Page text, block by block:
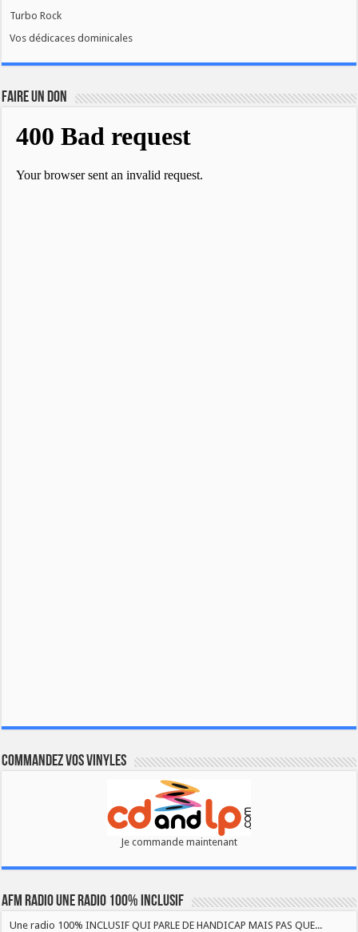
Turbo Rock
Vos dédicaces dominicales
FAIRE UN DON
Commandez vos vinyles
Je commande maintenant
AFM RADIO UNE RADIO 100% INCLUSIF
Une radio 100% INCLUSIF QUI PARLE DE HANDICAP MAIS PAS QUE...